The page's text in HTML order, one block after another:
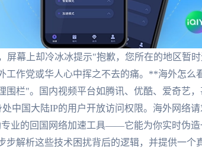
屏幕上却冷冰冰提示"抱歉，您所在的地区暂
工作党或华人心中挥之不去的痛。**海外怎么
栏"。国内视频平台如腾讯、优酷、爱奇艺
中国大陆IP的用户开放访问权限。海外网络请
业的回国网络加速工具——它能为你实时伪
步解析这些技术困扰背后的逻辑，并提供一个